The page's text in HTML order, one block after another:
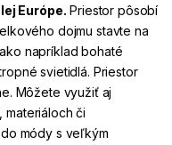
Európe. Priestor pôsobí
dojmu stavte na
napríklad bohaté
svietidlá. Priestor
Môžete využiť aj
či
módy s veľkým